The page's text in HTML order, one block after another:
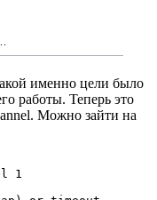
именно цели было
работы. Теперь это
Можно зайти на
1